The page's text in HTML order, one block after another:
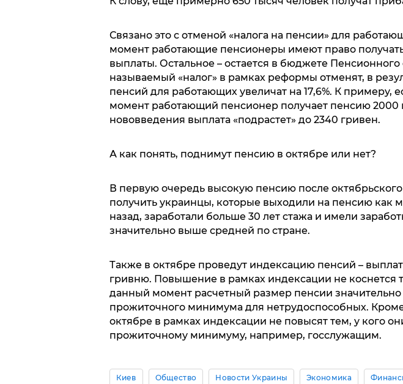
Связано это с отменой «налога на пенсии» для
момент работающие пенсионеры имеют право получать
выплаты. Остальное – остается в бюджете Пенсионного
называемый «налог» в рамках реформы отменят, в
пенсий для работающих увеличат на 17,6%. К примеру,
момент работающий пенсионер получает пенсию 2000
нововведения выплата «подрастет» до 2340 гривен.
А как понять, поднимут пенсию в октябре или нет?
В первую очередь высокую пенсию после октябрьского
получить украинцы, которые выходили на пенсию как
назад, заработали больше 30 лет стажа и имели
значительно выше средней по стране.
Также в октябре проведут индексацию пенсий –
гривню. Повышение в рамках индексации не коснется
данный момент расчетный размер пенсии
прожиточного минимума для нетрудоспособных.
октябре в рамках индексации не повысят тем, у кого
прожиточному минимуму, например, госслужащим.
Киев Общество Новости Украины Экономика